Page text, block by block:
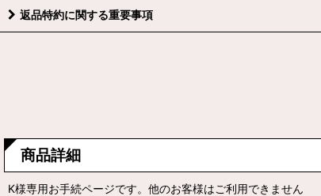
返品特約に関する重要事項
商品詳細
K様専用お手続ページです。他のお客様はご利用できません